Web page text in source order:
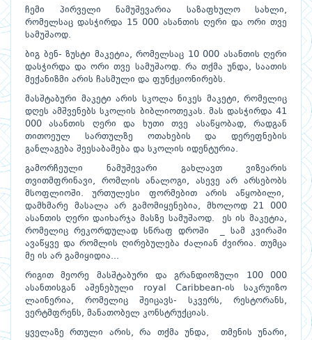
ჩემი პირველი ნამუშევარია საზაფხულო სახლი,
რომელსაც დასჭირდა 15 000 ასანთის ღერი და ორი თვე
სამუშაოდ.
ბიგ ბენ- ზუსტი მაკეტია, რომელსაც 10 000 ასანთის ღერი
დასჭირდა და ორი თვე სამუშაოდ. რა თქმა უნდა, საათის
მექანიზმი არის ჩასმული და ფუნქციონირებს.
მასშტაბური მაკეტი არის სკოლა ნიკეს მაკეტი, რომელიც
დღეს ამშვენებს სკოლის ბიბლიოთეკას. მას დასჭირდა 41
000 ასანთის ღერი და ხუთი თვე ასაწყობად, რადგან
თითოეულ სართულზე ოთახების და დერეფნების
განლაგება შეესაბამება და სკოლის იდენტურია.
გამორჩეული ნამუშევარი გახლავთ ვიზეარის
თვითმფრინავი, რომლის ანალოგი, ასევე არ არსებობს
მსოფლიოში. ურთულესი ფორმებით არის აწყობილი,
დამხმარე მასალა არ გამომიყენებია, მხოლოდ 21 000
ასანთის ღერი დაიხარჯა მასზე სამუშაოდ. ეს ის მაკეტია,
რომელიც რეკორდულად სწრაფ დროში _ სამ კვირაში
ავაწყვე და რომლის ღირებულება ძალიან ძვირია. თუმცა
მე ის არ გამიყიდია...
რიგით მეორე მასშტაბური და გრანდიოზული 100 000
ასანთისგან აშენებული royal Caribbean-ის საკრუიზო
ლაინერია, რომელიც შეიცავს- სკვერს, რესტორანს,
ვერტმფრენს, მანათობელ კონსტრუქციას.
ყველაზე რთული არის, რა თქმა უნდა, თმენის უნარი,